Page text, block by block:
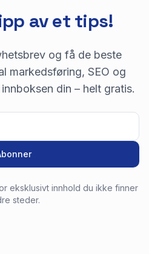
av et tips!
og få de beste
markedsføring, SEO og
din – helt gratis.
eksklusivt innhold du ikke finner
steder.